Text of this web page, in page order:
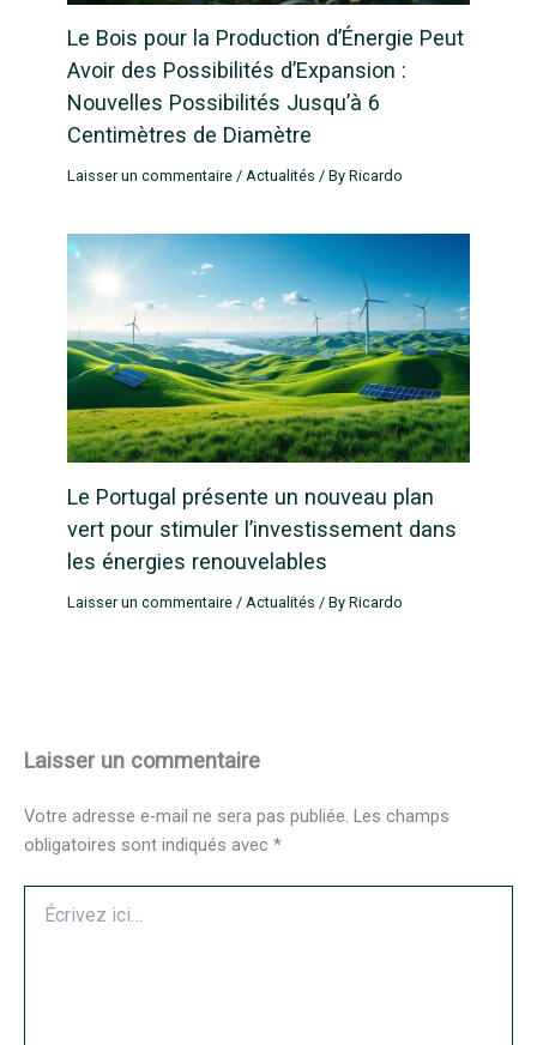
Le Bois pour la Production d’Énergie Peut
Avoir des Possibilités d’Expansion :
Nouvelles Possibilités Jusqu’à 6
Centimètres de Diamètre
Laisser un commentaire /Actualités / ByRicardo
Le Portugal présente un nouveau plan
vert pour stimuler l’investissement dans
les énergies renouvelables
Laisser un commentaire / Actualités / ByRicardo
Laisser un commentaire
Votre adresse e-mail ne sera pas publiée. Les champs
obligatoires sont indiqués avec *
ici…